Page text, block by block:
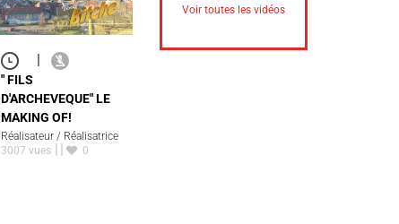
" FILS
D'ARCHEVEQUE" LE
MAKING OF!
Réalisateur / Réalisatrice
3007 vues
0
Voir toutes les vidéos